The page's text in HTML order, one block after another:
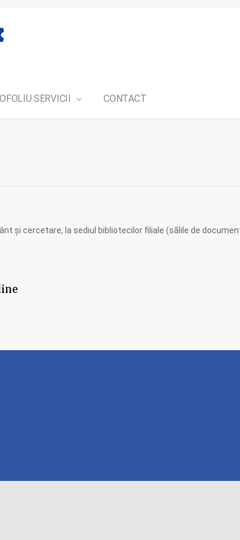
SERVICII CONTACT
şi cercetare, la sediul bibliotecilor filiale (sălile de